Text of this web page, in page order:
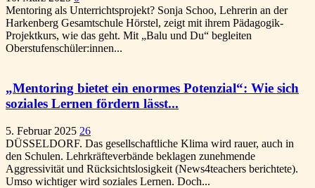
Mentoring als Unterrichtsprojekt? Sonja Schoo, Lehrerin an der
Harkenberg Gesamtschule Hörstel, zeigt mit ihrem Pädagogik-
Projektkurs, wie das geht. Mit „Balu und Du“ begleiten
Oberstufenschüler:innen...
„Mentoring bietet ein enormes Potenzial“: Wie sich
soziales Lernen fördern lässt...
5. Februar 2025 26
DÜSSELDORF. Das gesellschaftliche Klima wird rauer, auch in
den Schulen. Lehrkräfteverbände beklagen zunehmende
Aggressivität und Rücksichtslosigkeit (News4teachers berichtete).
Umso wichtiger wird soziales Lernen. Doch...